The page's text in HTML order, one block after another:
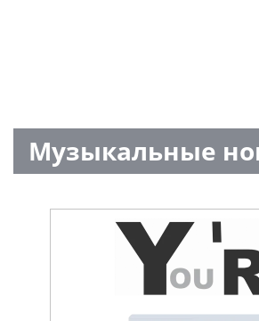
Шоу-биз— сегодня и сейчас
обновление новостей) от более
независимых тематических
информации онлайн! Мы собрали
интересно по этому поводу —
больше новостей —здесь